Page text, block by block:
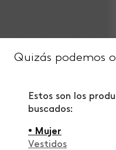
Quizás podemos
Estos son los
buscados:
• Mujer
Vestidos